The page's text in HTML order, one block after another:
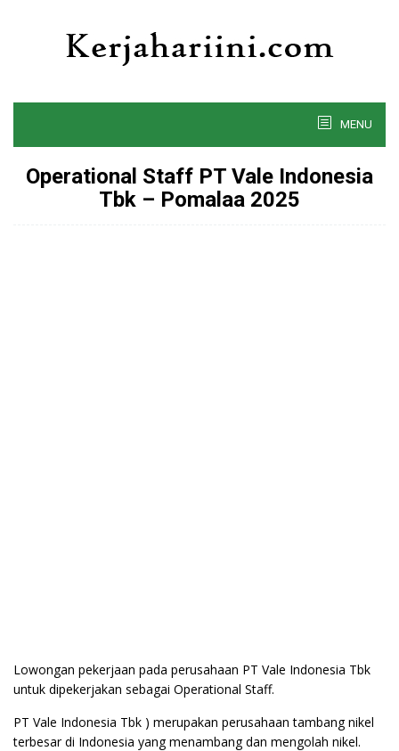
MENU
Operational Staff PT Vale Indonesia
Tbk – Pomalaa 2025
Lowongan pekerjaan pada perusahaan PT Vale Indonesia Tbk
untuk dipekerjakan sebagai Operational Staff.
PT Vale Indonesia Tbk ) merupakan perusahaan tambang nikel
terbesar di Indonesia yang menambang dan mengolah nikel.